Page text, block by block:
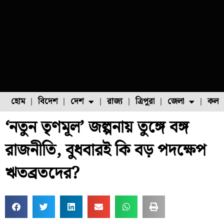
হোম বিদেশ দেশ
ফুল চাষ ফল চাষ মাছ চাষ
রাজ্য ত্রিপুরা জেলা
উত্তর ২৪ পরগনা
‘নতুন তৃণমূল’ জল্পনায় তুঙ্গে বঙ্গ
রাজনীতি, বুধবারই কি বড় পদক্ষেপ
ঋতব্রতদের?